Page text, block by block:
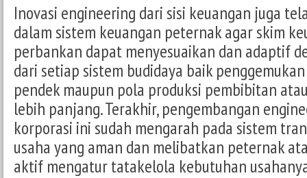
Inovasi engineering dari sisi keuangan juga
dalam sistem keuangan peternak agar skim
perbankan dapat menyesuaikan dan adaptif
dari setiap sistem budidaya baik
pendek maupun pola produksi pembibitan
lebih panjang. Terakhir, pengembangan
korporasi ini sudah mengarah pada sistem
usaha yang aman dan melibatkan peternak
aktif mengatur tatakelola kebutuhan